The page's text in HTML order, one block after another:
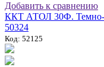
Добавить к сравнению
ККТ АТОЛ 30Ф. Темно-
50324
Код: 52125